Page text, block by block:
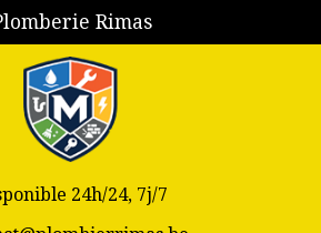
Rimas
24h/24, 7j/7